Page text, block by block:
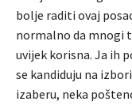
bolje raditi ovaj
normalno da mnogi
uvijek korisna. Ja ih
se kandiduju na
izaberu, neka